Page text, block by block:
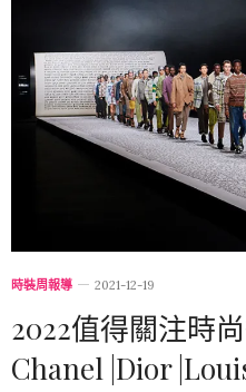
時裝周報導 2021-12-19
2022值得關注時
Chanel |Dior